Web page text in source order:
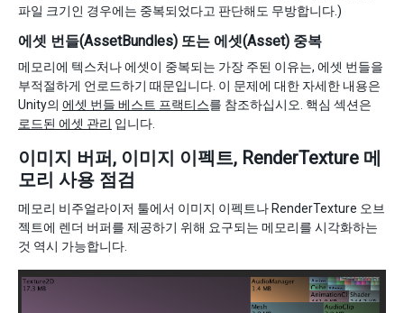
파일 크기인 경우에는 중복되었다고 판단해도 무방합니다.)
에셋 번들(AssetBundles) 또는 에셋(Asset) 중복
메모리에 텍스처나 에셋이 중복되는 가장 주된 이유는, 에셋 번들을
부적절하게 언로드하기 때문입니다. 이 문제에 대한 자세한 내용은
Unity의 에셋 번들 베스트 프랙티스를 참조하십시오. 핵심 섹션은
로드된 에셋 관리 입니다.
이미지 버퍼, 이미지 이펙트, RenderTexture 메
모리 사용 점검
메모리 비주얼라이저 툴에서 이미지 이펙트나 RenderTexture 오브
젝트에 렌더 버퍼를 제공하기 위해 요구되는 메모리를 시각화하는
것 역시 가능합니다.